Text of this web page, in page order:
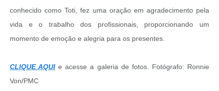
conhecido como Toti, fez uma oração em agradecimento pela
vida e o trabalho dos profissionais, proporcionando um
momento de emoção e alegria para os presentes.
CLIQUE AQUI e acesse a galeria de fotos. Fotógrafo: Ronnie
Von/PMC